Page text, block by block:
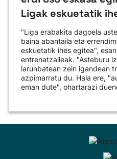
Ligak eskuetatik
"Liga erabakita dagoela
baina abantaila eta
eskuetatik ihes egitea",
entrenatzaileak. "Asteburu
larunbatean zein igandean
azpimarratu du. Hala ere,
eman dute", ohartarazi